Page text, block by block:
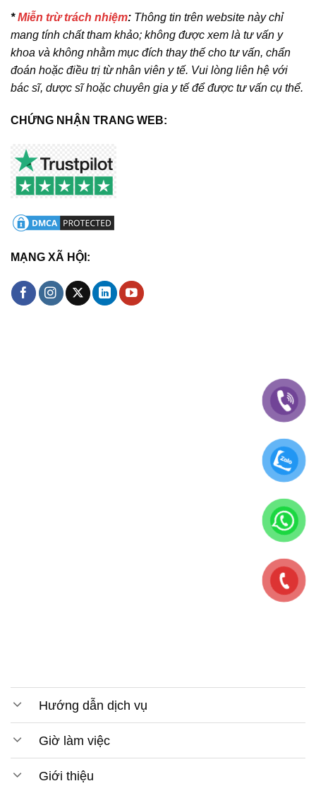
*Miễn trừ trách nhiệm: Thông tin trên website này chỉ
mang tính chất tham khảo; không được xem là tư vấn y
khoa và không nhằm mục đích thay thế cho tư vấn, chẩn
đoán hoặc điều trị từ nhân viên y tế. Vui lòng liên hệ với
bác sĩ, dược sĩ hoặc chuyên gia y tế để được tư vấn cụ thể.
CHỨNG NHẬN TRANG WEB:
MẠNG XÃ HỘI:
Hướng dẫn dịch vụ
Giờ làm việc
Giới thiệu